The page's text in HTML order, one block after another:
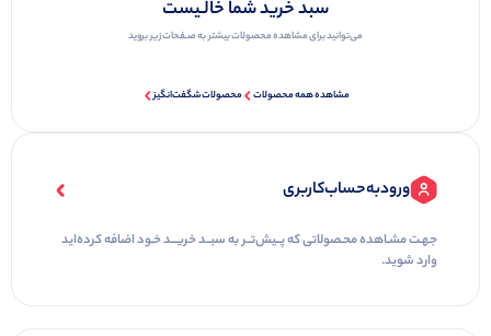
سبد خرید‌ شما‌ خالـیست
می‌توانید برای مشاهده محصولات بیشتر به صـفحات زیر بروید
مشاهده همه محصولات محصولات شگفت‌انگیز
ورود‌به‌حساب‌کاربری
جهـت ‌مشـاهده‌ محـصولاتی‌ که ‌پــیش‌تــر‌ به‌ سبــد‌ خریـــد‌ خـود‌ اضافه کرده‌اید
وارد شوید.